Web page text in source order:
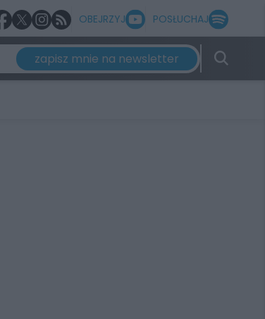
OBEJRZYJ POSŁUCHAJ
zapisz mnie na newsletter